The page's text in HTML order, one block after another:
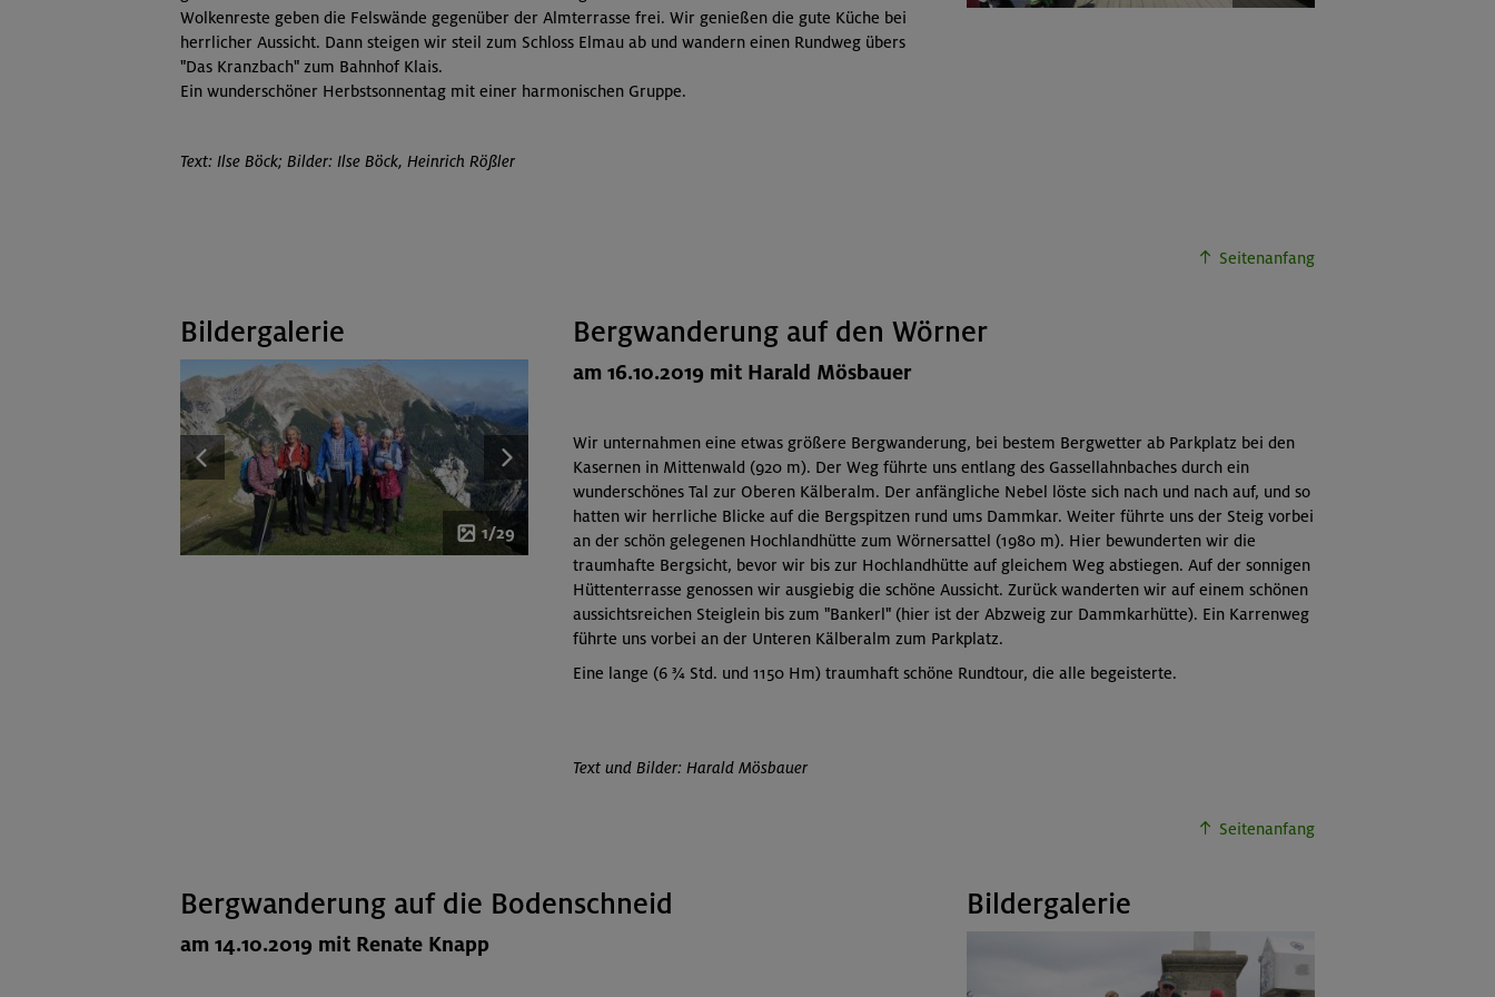
Wolkenreste geben die Felswände gegenüber der Almterrasse frei. Wir genießen die gute Küche bei
herrlicher Aussicht. Dann steigen wir steil zum Schloss Elmau ab und wandern einen Rundweg übers
"Das Kranzbach" zum Bahnhof Klais.
Ein wunderschöner Herbstsonnentag mit einer harmonischen Gruppe.
Text: Ilse Böck; Bilder: Ilse Böck, Heinrich Rößler
Seitenanfang
Bildergalerie
1/29
Bergwanderung auf den Wörner
am 16.10.2019 mit Harald Mösbauer
Wir unternahmen eine etwas größere Bergwanderung, bei bestem Bergwetter ab Parkplatz bei den
Kasernen in Mittenwald (920 m). Der Weg führte uns entlang des Gassellahnbaches durch ein
wunderschönes Tal zur Oberen Kälberalm. Der anfängliche Nebel löste sich nach und nach auf, und so
hatten wir herrliche Blicke auf die Bergspitzen rund ums Dammkar. Weiter führte uns der Steig vorbei
an der schön gelegenen Hochlandhütte zum Wörnersattel (1980 m). Hier bewunderten wir die
traumhafte Bergsicht, bevor wir bis zur Hochlandhütte auf gleichem Weg abstiegen. Auf der sonnigen
Hüttenterrasse genossen wir ausgiebig die schöne Aussicht. Zurück wanderten wir auf einem schönen
aussichtsreichen Steiglein bis zum "Bankerl" (hier ist der Abzweig zur Dammkarhütte). Ein Karrenweg
führte uns vorbei an der Unteren Kälberalm zum Parkplatz.
Eine lange (6 ¾ Std. und 1150 Hm) traumhaft schöne Rundtour, die alle begeisterte.
Text und Bilder: Harald Mösbauer
Seitenanfang
Bergwanderung auf die Bodenschneid
am 14.10.2019 mit Renate Knapp
Bildergalerie